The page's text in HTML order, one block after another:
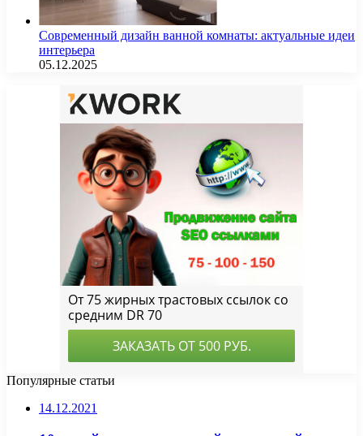
Современный дизайн ванной комнаты: актуальные идеи
интерьера
05.12.2025
Популярные статьи
14.12.2021